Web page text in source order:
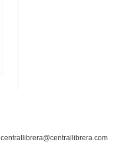
centrallibrera@centrallibrera.com